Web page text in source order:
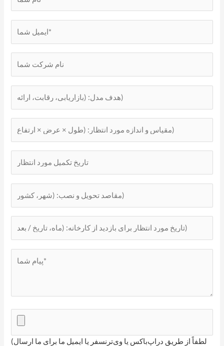
(لطفاً از طریق دراپ‌باکس یا وی‌ترنسفر یا ایمیل ما برای ما ارسال